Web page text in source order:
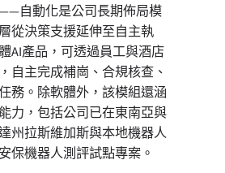
自動化是公司長期佈局模
從決策支援延伸至自主執
AI產品，可透過員工與酒店
自主完成補崗、合規核查、
務。除軟體外，該模組還涵
力，包括公司已在東南亞與
州拉斯維加斯與本地機器人
保機器人測評試點專案。